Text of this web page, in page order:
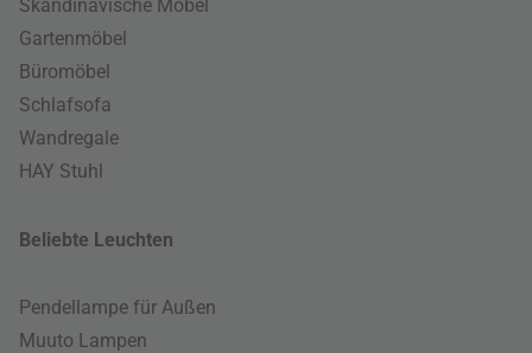
Skandinavische Möbel
Gartenmöbel
Büromöbel
Schlafsofa
Wandregale
HAY Stuhl
Beliebte Leuchten
Pendellampe für Außen
Muuto Lampen